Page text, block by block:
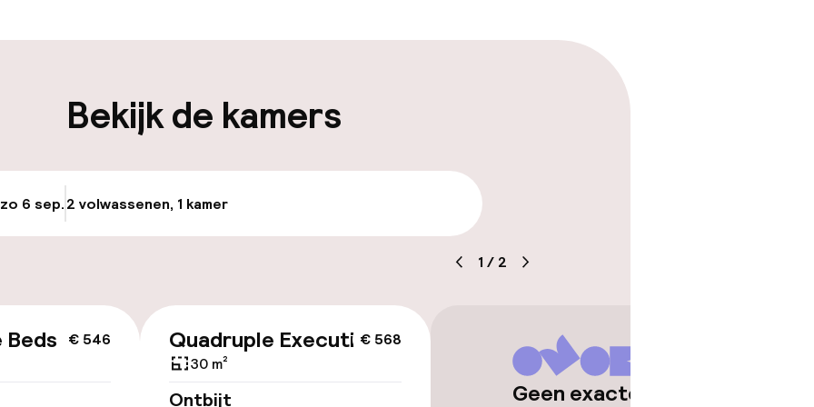
op eigen
Oplaadpunt elektrische auto op
Fietsverhuur
Bekijk de kamers
6 sep.2 volwassenen, 1 kamer
1 / 2
€ 546 € 568
Quadruple Executive
30 m²
Ontbijt
Geen exacte